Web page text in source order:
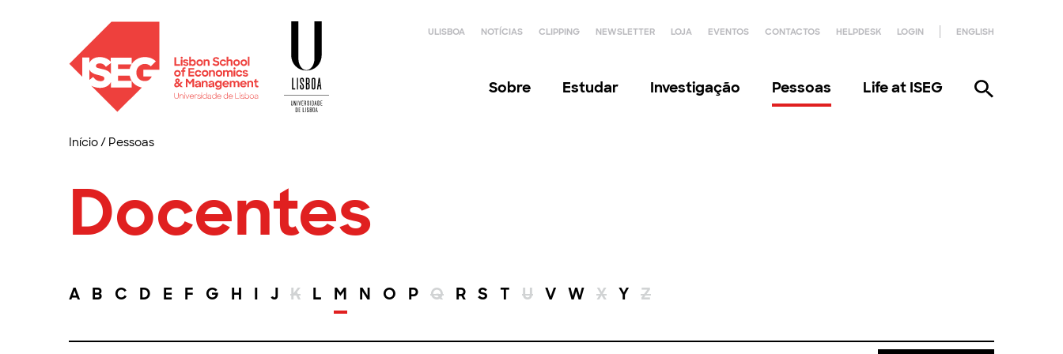
ULISBOA NOTÍCIAS CLIPPING NEWSLETTER LOJA EVENTOS CONTACTOS HELPDESK LOGIN ENGLISH
Sobre Estudar Investigação Pessoas Life at ISEG
Início/ Pessoas
Docentes
A B C D E F G H I J K L M N O P Q R S T U V W X Y Z